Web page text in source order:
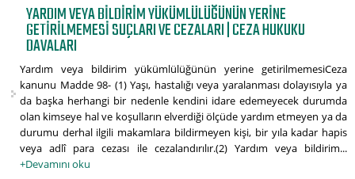
YARDIM VEYA BILDIRIM YÜKÜMLÜLÜĞÜNÜN YERINE
GETIRILMEMESI SUÇLARI VE CEZALARI | CEZA HUKUKU
DAVALARI
Yardım veya bildirim yükümlülüğünün yerine getirilmemesiCeza
kanunu Madde 98- (1) Yaşı, hastalığı veya yaralanması dolayısıyla ya
da başka herhangi bir nedenle kendini idare edemeyecek durumda
olan kimseye hal ve koşulların elverdiği ölçüde yardım etmeyen ya da
durumu derhal ilgili makamlara bildirmeyen kişi, bir yıla kadar hapis
veya adlî para cezası ile cezalandırılır.(2) Yardım veya bildirim...
+Devamını oku